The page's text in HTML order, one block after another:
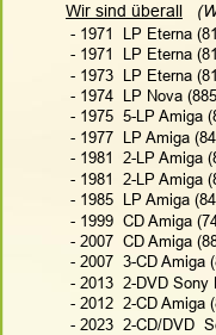
Wir sind überall
- 1971  LP Eterna
- 1971  LP Eterna
- 1973  LP Eterna
- 1974  LP Nova
- 1975  5-LP Amiga
- 1977  LP Amiga
- 1981  2-LP Amiga
- 1981  2-LP Amiga
- 1985  LP Amiga
- 1999  CD Amiga
- 2007  CD Amiga
- 2007  3-CD Amiga
- 2013  2-DVD Sony
- 2012  2-CD Amiga
- 2023  2-CD/DVD